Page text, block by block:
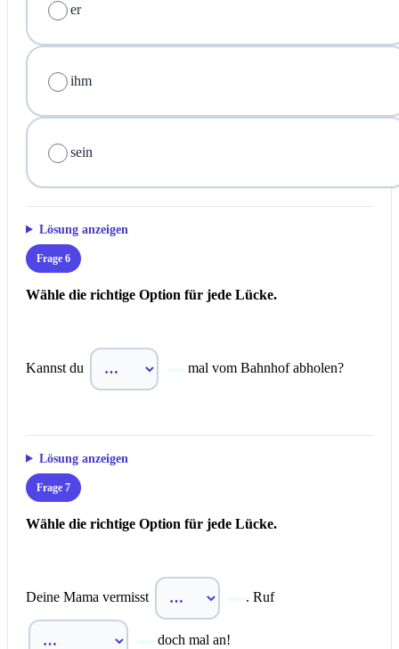
er
ihm
sein
Lösung anzeigen
Frage 6
Wähle die richtige Option für jede Lücke.
Kannst du mal vom Bahnhof abholen?
Lösung anzeigen
Frage 7
Wähle die richtige Option für jede Lücke.
Deine Mama vermisst . Ruf
doch mal an!